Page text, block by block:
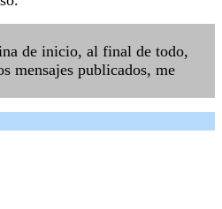
de inicio, al final de todo,
mensajes publicados, me